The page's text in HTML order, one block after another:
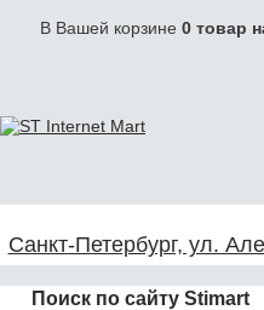
В Вашей корзине 0 товар
Санкт-Петербург, ул.
Поиск по сайту Stimart